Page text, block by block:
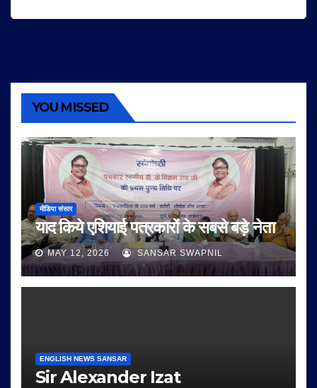
YOU MISSED
मीडिया संसार
याद किये एशियाई पत्रकारों के सबसे बड़े नेता
MAY 12, 2026 SANSAR SWAPNIL
ENGLISH NEWS SANSAR
Sir Alexander Izat